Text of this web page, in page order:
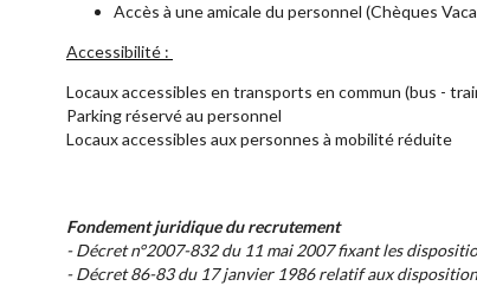
Accès à une amicale du personnel (Chèques
Accessibilité :
Locaux accessibles en transports en commun (bus -
Parking réservé au personnel
Locaux accessibles aux personnes à mobilité réduite
Fondement juridique du recrutement
- Décret n°2007-832 du 11 mai 2007 fixant les
- Décret 86-83 du 17 janvier 1986 relatif aux